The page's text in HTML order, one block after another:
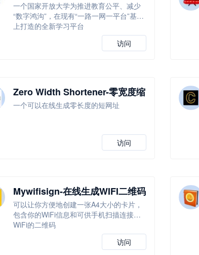
一个国家开放大学为推进教育公平、减少
“数字鸿沟”，在现有“一路一网一平台”基础
上打造的全新学习平台
访问
Zero Width Shortener-零宽度缩
短器
一个可以在线生成零长度的短网址
访问
Mywifisign-在线生成WIFI二维码
可以让你方便地创建一张A4大小的卡片，
包含你的WiFi信息和可供手机扫描连接
WiFi的二维码
访问